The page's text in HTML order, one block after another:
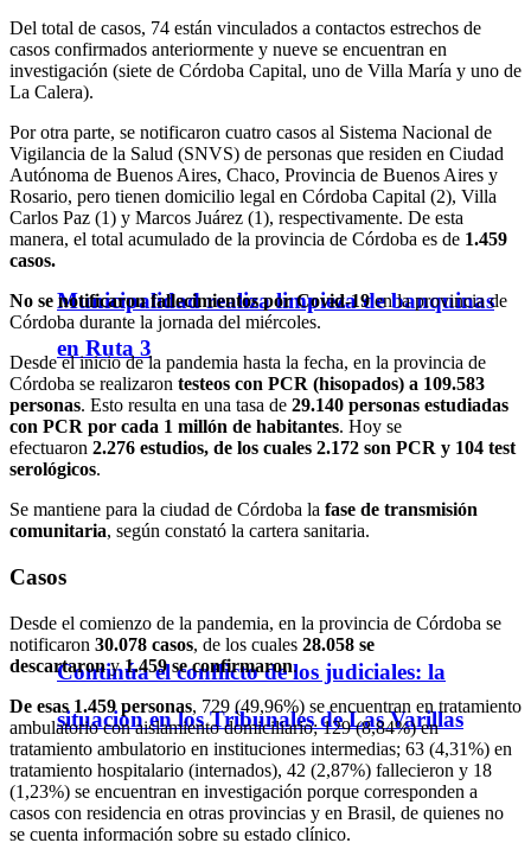
Municipalidad realiza limpieza de banquinas
en Ruta 3
Continúa el conflicto de los judiciales: la
situación en los Tribunales de Las Varillas
Del total de casos, 74 están vinculados a contactos estrechos de
casos confirmados anteriormente y nueve se encuentran en
investigación (siete de Córdoba Capital, uno de Villa María y uno de
La Calera).
Por otra parte, se notificaron cuatro casos al Sistema Nacional de
Vigilancia de la Salud (SNVS) de personas que residen en Ciudad
Autónoma de Buenos Aires, Chaco, Provincia de Buenos Aires y
Rosario, pero tienen domicilio legal en Córdoba Capital (2), Villa
Carlos Paz (1) y Marcos Juárez (1), respectivamente. De esta
manera, el total acumulado de la provincia de Córdoba es de 1.459
casos.
No se notificaron fallecimientos por Covid-19en la provincia de
Córdoba durante la jornada del miércoles.
Desde el inicio de la pandemia hasta la fecha, en la provincia de
Córdoba se realizaron testeos con PCR (hisopados) a 109.583
personas. Esto resulta en una tasa de 29.140 personas estudiadas
con PCR por cada 1 millón de habitantes. Hoy se
efectuaron 2.276 estudios, de los cuales 2.172 son PCR y 104 test
serológicos.
Se mantiene para la ciudad de Córdoba la fase de transmisión
comunitaria, según constató la cartera sanitaria.
Casos
Desde el comienzo de la pandemia, en la provincia de Córdoba se
notificaron 30.078 casos, de los cuales 28.058 se
descartarony1.459se confirmaron.
De esas 1.459 personas, 729 (49,96%) se encuentran en tratamiento
ambulatorio con aislamiento domiciliario; 129 (8,84%) en
tratamiento ambulatorio en instituciones intermedias; 63 (4,31%) en
tratamiento hospitalario (internados), 42 (2,87%) fallecieron y 18
(1,23%) se encuentran en investigación porque corresponden a
casos con residencia en otras provincias y en Brasil, de quienes no
se cuenta información sobre su estado clínico.